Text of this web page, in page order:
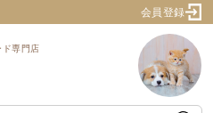
会員登録
専門店